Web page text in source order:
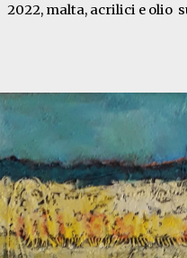
2022, malta, acrilici e olio